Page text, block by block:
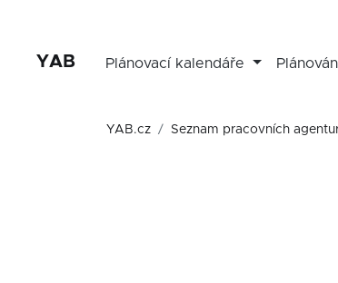
YAB Plánovací kalendáře
YAB.cz Seznam pracovních